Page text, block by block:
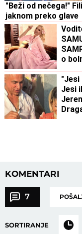
"Beži od nečega!"
jaknom preko glave
o
"Jesi
Jesi
KOMENTARI
7
SORTIRANJE